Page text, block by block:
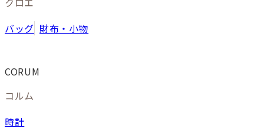
バッグ 財布・小物
CORUM
コルム
時計